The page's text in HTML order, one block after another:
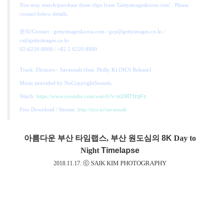
You may search/purchase these clips from 'Gettyimageskorea.com' . Please
contact below details.
문의/Contact : gettyimageskorea.com / gcp@gettyimages.co.kr /
cs@gettyimages.co.kr
02-6220-8800 / +82 2 6220 8800
Track: Diviners - Savannah (feat. Philly K) [NCS Release]
Music provided by NoCopyrightSounds.
Watch: https://www.youtube.com/watch?v=u1I9ITfzqFs
Free Download / Stream: http://ncs.io/savannah
아름다운 부산 타임랩스, 부산 원도심의 8K Day to
Night Timelapse
2018.11.17. ⓒ SAIK KIM PHOTOGRAPHY